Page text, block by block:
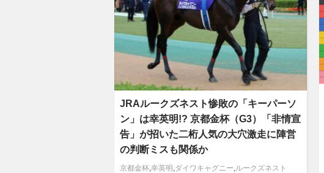
JRAルークズネスト惨敗の「キーパーソ
ン」は幸英明!? 京都金杯（G3）「非情宣
告」が招いた二桁人気の大穴激走に陣営
の判断ミスも関係か
京都金杯,幸英明 ,ダイワキャグニー,ルークズネスト